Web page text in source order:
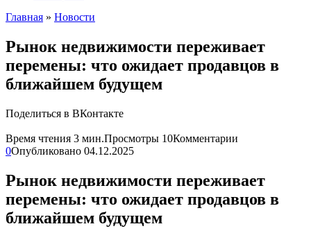
Главная » Новости
Рынок недвижимости переживает
перемены: что ожидает продавцов в
ближайшем будущем
Поделиться в ВКонтакте
Время чтения 3 мин.Просмотры 10Комментарии
0Опубликовано 04.12.2025
Рынок недвижимости переживает
перемены: что ожидает продавцов в
ближайшем будущем